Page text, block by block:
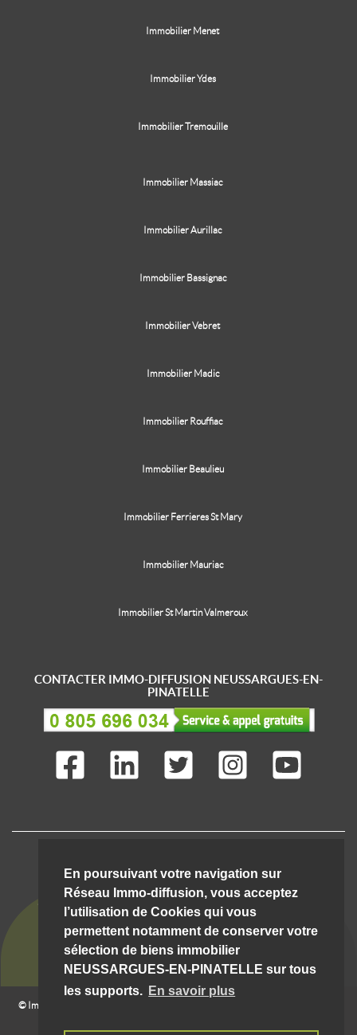
En poursuivant votre navigation sur
Réseau Immo-diffusion, vous acceptez
l’utilisation de Cookies qui vous
permettent notamment de conserver votre
sélection de biens immobilier
NEUSSARGUES-EN-PINATELLE sur tous
les supports. En savoir plus
Immobilier Menet
Immobilier Ydes
Immobilier Tremouille
Immobilier Massiac
Immobilier Aurillac
Immobilier Bassignac
Immobilier Vebret
Immobilier Madic
Immobilier Rouffiac
Immobilier Beaulieu
Immobilier Ferrieres St Mary
Immobilier Mauriac
Immobilier St Martin Valmeroux
CONTACTER IMMO-DIFFUSION NEUSSARGUES-EN-
PINATELLE
© Immo-Diffusion Neussargues-en-pinatelle